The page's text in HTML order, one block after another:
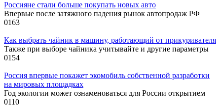
Россияне стали больше покупать новых авто
Впервые после затяжного падения рынок автопродаж РФ
0163
Как выбрать чайник в машину, работающий от прикуривателя
Также при выборе чайника учитывайте и другие параметры
0154
Россия впервые покажет экомобиль собственной разработки
на мировых площадках
Год экологии может ознаменоваться для России открытием
0110